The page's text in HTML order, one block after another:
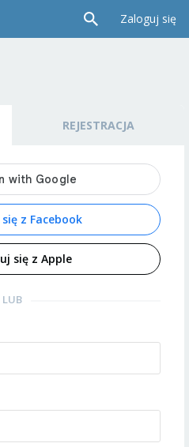
Zaloguj się
REJESTRACJA
z Facebook
się z Apple
LUB